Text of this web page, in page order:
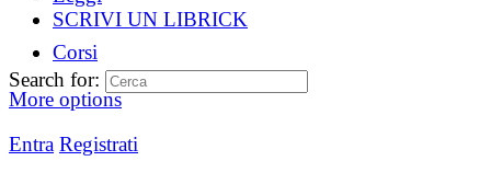
SCRIVI UN LIBRICK
Corsi
More options
Entra Registrati
Search for: